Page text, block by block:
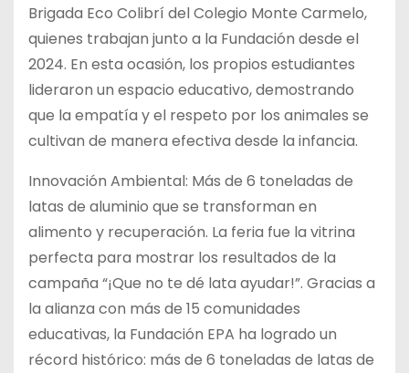
Brigada Eco Colibrí del Colegio Monte Carmelo,
quienes trabajan junto a la Fundación desde el
2024. En esta ocasión, los propios estudiantes
lideraron un espacio educativo, demostrando
que la empatía y el respeto por los animales se
cultivan de manera efectiva desde la infancia.
Innovación Ambiental: Más de 6 toneladas de
latas de aluminio que se transforman en
alimento y recuperación. La feria fue la vitrina
perfecta para mostrar los resultados de la
campaña “¡Que no te dé lata ayudar!”. Gracias a
la alianza con más de 15 comunidades
educativas, la Fundación EPA ha logrado un
récord histórico: más de 6 toneladas de latas de